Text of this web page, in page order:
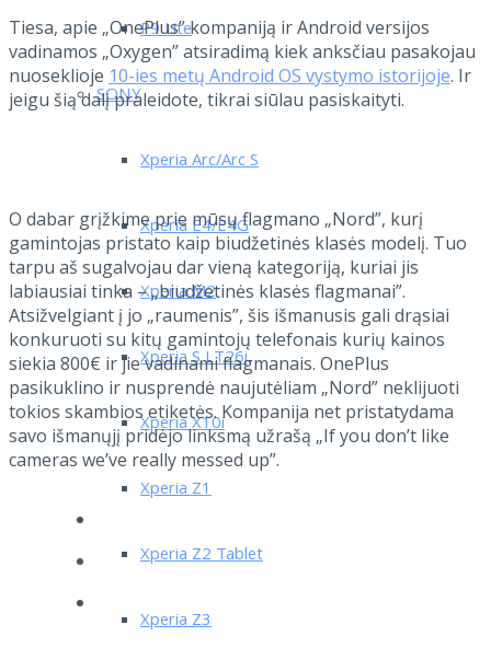
P9 Lite
SONY
Xperia Arc/Arc S
Xperia E4/E4G
Xperia M2
Xperia S LT26i
Xperia X10i
Xperia Z1
Xperia Z2 Tablet
Xperia Z3
Tiesa, apie „OnePlus” kompaniją ir Android versijos
vadinamos „Oxygen” atsiradimą kiek anksčiau pasakojau
nuoseklioje 10-ies metų Android OS vystymo istorijoje. Ir
jeigu šią dalį praleidote, tikrai siūlau pasiskaityti.
O dabar grįžkime prie mūsų flagmano „Nord”, kurį
gamintojas pristato kaip biudžetinės klasės modelį. Tuo
tarpu aš sugalvojau dar vieną kategoriją, kuriai jis
labiausiai tinka – „biudžetinės klasės flagmanai”.
Atsižvelgiant į jo „raumenis”, šis išmanusis gali drąsiai
konkuruoti su kitų gamintojų telefonais kurių kainos
siekia 800€ ir jie vadinami flagmanais. OnePlus
pasikuklino ir nusprendė naujutėliam „Nord” neklijuoti
tokios skambios etiketės. Kompanija net pristatydama
savo išmanųjį pridėjo linksmą užrašą „If you don’t like
cameras we’ve really messed up”.